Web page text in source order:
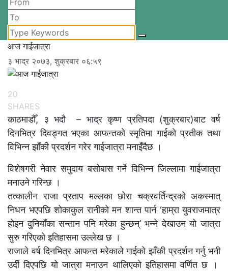
आज गाईजात्रा
३ भाद्र २०७३, शुक्रबार ०६:५९
20
SHARES
काठमाडौँ, ३ भदौ – भाद्र कृष्ण प्रतिपदा (शुक्रबार)बाट वर्ष
दिनभित्र दिवङ्गत भएका आफन्तको स्मृतिमा गाईको प्रतीक तथा
विभिन्न झाँकी प्रदर्शन गरेर गाईजात्रा मनाइँदैछ ।
विशेषगरी नेवार समुदाय बसोबास गर्ने विभिन्न जिल्लामा गाईजात्रा
मनाउने गरिन्छ ।
तत्कालीन राजा प्रताप मल्लका छोरा चक्रवर्तिन्द्रको अकस्मात्
निधन भएपछि शोकाकुल रानीको मन शान्त पार्न ‘हाम्रा युवराजमात्र
होइन दुनियाँका सन्तान पनि मरेका हुन्छन्’ भन्ने देखाउन यो जात्रा
सुरु गरिएको इतिहासमा उल्लेख छ ।
राजाले वर्ष दिनभित्र आफन्त मरेकाले गाईको झाँकी प्रदर्शन गर्नु भनी
उर्दी दिएपछि यो जात्रा मनाउन थालिएको इतिहासमा वर्णित छ ।